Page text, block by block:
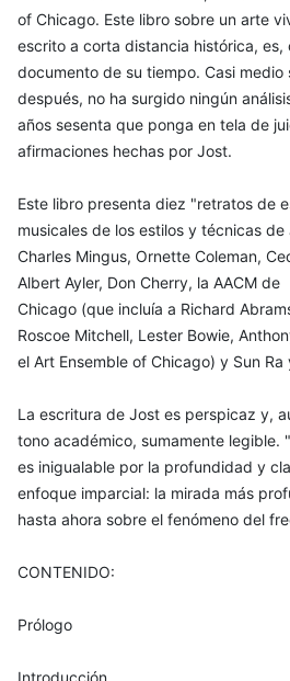
of Chicago. Este libro sobre un arte
escrito a corta distancia histórica, es,
documento de su tiempo. Casi medio
después, no ha surgido ningún
años sesenta que ponga en tela de
afirmaciones hechas por Jost.
Este libro presenta diez "retratos de
musicales de los estilos y técnicas de
Charles Mingus, Ornette Coleman,
Albert Ayler, Don Cherry, la AACM de
Chicago (que incluía a Richard
Roscoe Mitchell, Lester Bowie,
el Art Ensemble of Chicago) y Sun Ra
La escritura de Jost es perspicaz y,
tono académico, sumamente legible.
es inigualable por la profundidad y
enfoque imparcial: la mirada más
hasta ahora sobre el fenómeno del
CONTENIDO:
Prólogo